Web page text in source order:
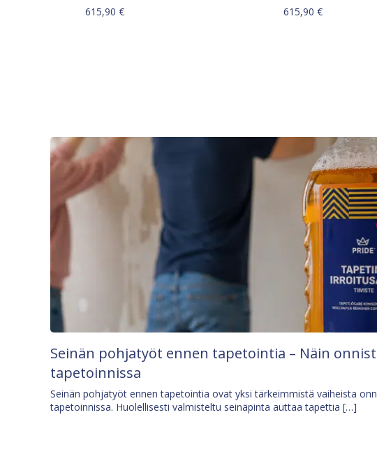
615,90 € 615,90€
Seinän pohjatyöt ennen tapetointia – Näin
tapetoinnissa
Seinän pohjatyöt ennen tapetointia ovat yksi tärkeimmistä vaiheista
tapetoinnissa. Huolellisesti valmisteltu seinäpinta auttaa tapettia […]